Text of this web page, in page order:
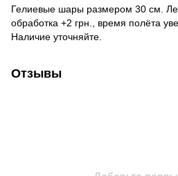
Гелиевые шары размером 30 см.
обработка +2 грн., время полёта
Наличие уточняйте.
Отзывы